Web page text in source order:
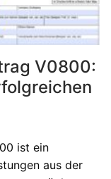
V0800:
ist ein
aus der